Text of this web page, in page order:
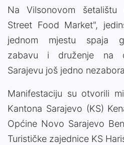
Na Vilsonovom šetalištu
Street Food Market",
jednom mjestu spaja
zabavu i druženje na
Sarajevu još jedno
Manifestaciju su otvorili
Kantona Sarajevo (KS)
Općine Novo Sarajevo
Turističke zajednice KS